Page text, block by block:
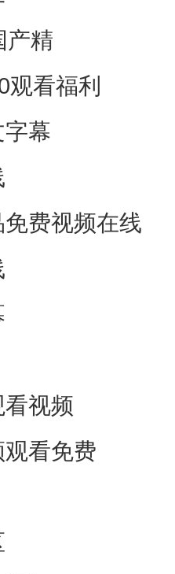
产精
看福利
幕
费视频在线
视频
看免费